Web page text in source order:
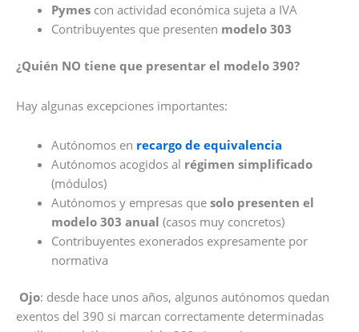
Pymescon actividad económica sujeta a IVA
Contribuyentes que presenten modelo 303
¿Quién NO tiene que presentar el modelo 390?
Hay algunas excepciones importantes:
Autónomos en recargo de equivalencia
Autónomos acogidos al régimen simplificado
(módulos)
Autónomos y empresas que solo presenten el
modelo 303 anual (casos muy concretos)
Contribuyentes exonerados expresamente por
normativa
Ojo: desde hace unos años, algunos autónomos quedan
exentos del 390 si marcan correctamente determinadas